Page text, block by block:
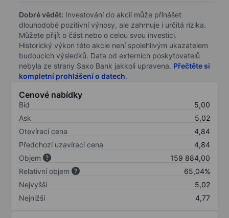
Dobré vědět: Investování do akcií může přinášet
dlouhodobé pozitivní výnosy, ale zahrnuje i určitá rizika.
Můžete přijít o část nebo o celou svou investici.
Historický výkon této akcie není spolehlivým ukazatelem
budoucích výsledků. Data od externích poskytovatelů
nebyla ze strany Saxo Bank jakkoli upravena. Přečtěte si
kompletní prohlášení o datech.
Cenové nabídky
Bid
5,00
Ask
5,02
Otevírací cena
4,84
Předchozí uzavírací cena
4,84
Objem
159 884,00
Relativní objem
65,04%
Nejvyšší
5,02
Nejnižší
4,77